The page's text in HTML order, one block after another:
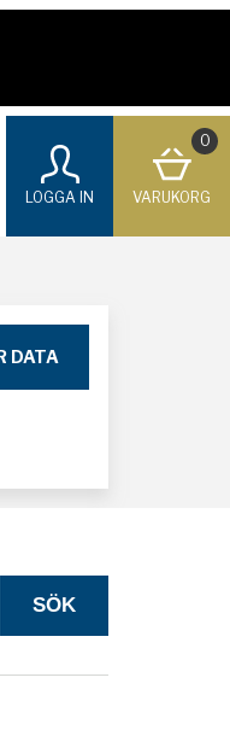
LOGGA IN
0
VARUKORG
DATA